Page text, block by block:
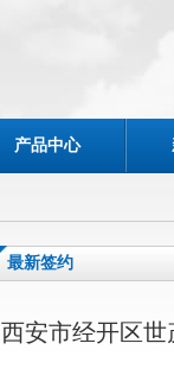
产品中心
最新签约
西安市经开区世